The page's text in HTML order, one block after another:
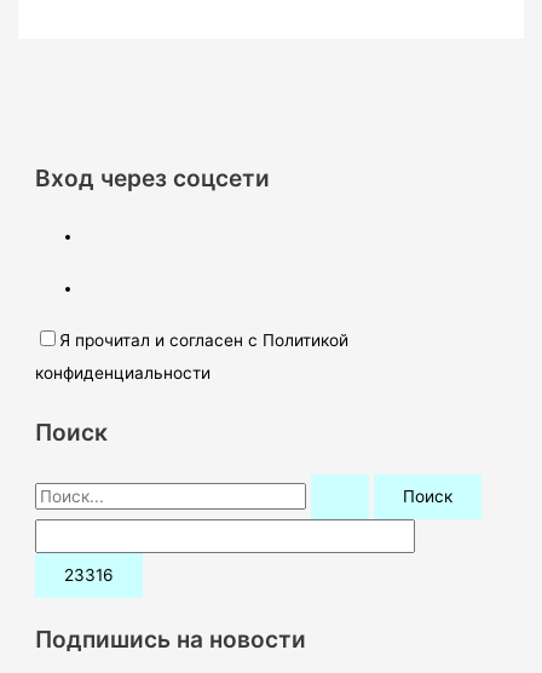
Вход через соцсети
Я прочитал и согласен с Политикой
конфиденциальности
Поиск
П
о
и
:Подпишись на новости